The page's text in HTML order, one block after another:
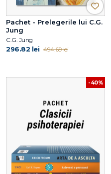
Pachet - Prelegerile lui C.G.
Jung
C.G. Jung
296.82 lei 494.69 lei
-40%